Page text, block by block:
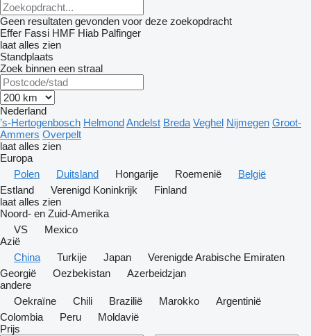
Geen resultaten gevonden voor deze zoekopdracht
Effer Fassi HMF Hiab Palfinger
laat alles zien
Standplaats
Zoek binnen een straal
Nederland
’s-Hertogenbosch HelmondAndelst Breda Veghel Nijmegen Groot-
Ammers Overpelt
laat alles zien
Europa
Polen
Duitsland Hongarije Roemenië
België
Estland
Verenigd Koninkrijk
Finland
laat alles zien
Noord- en Zuid-Amerika
VS
Mexico
Azië
China
Turkije Japan
Verenigde Arabische Emiraten
Georgië
Oezbekistan
Azerbeidzjan
andere
Oekraïne
Chili Brazilië Marokko
Argentinië
Colombia
Peru
Moldavië
Prijs